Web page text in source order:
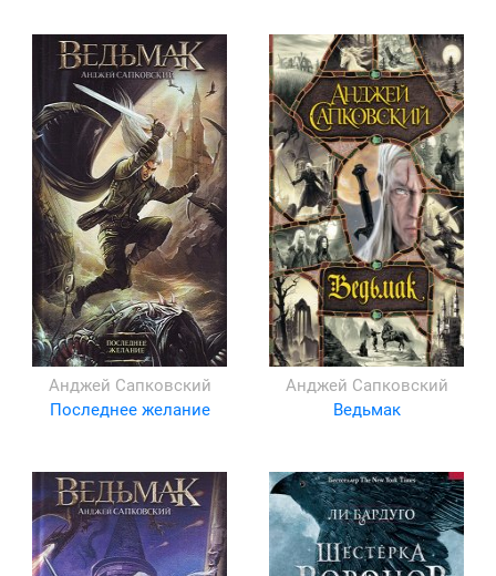
Анджей Сапковский
Последнее желание
Анджей Сапковский
Ведьмак